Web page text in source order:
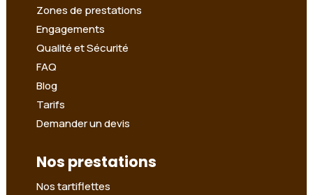
Zones de prestations
Engagements
Qualité et Sécurité
FAQ
Blog
Tarifs
Demander un devis
Nos prestations
Nos tartiflettes